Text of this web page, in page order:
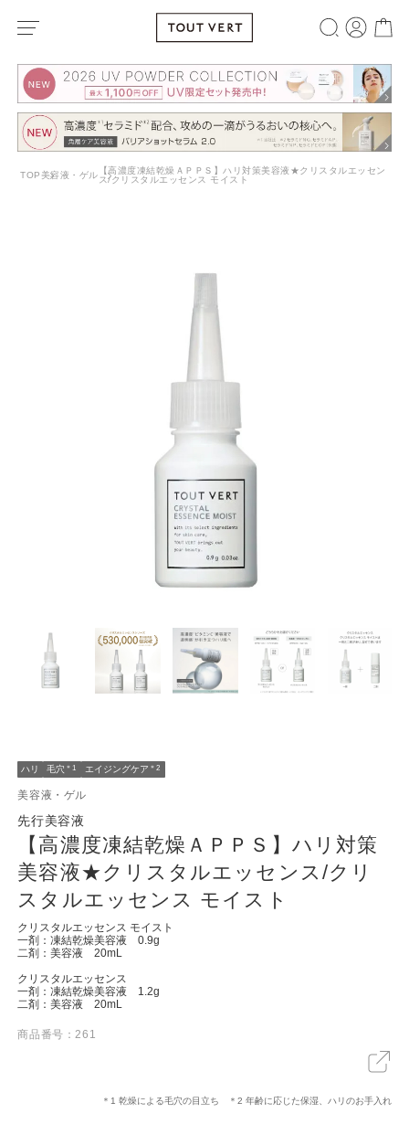
TOP 美容液・ゲル 【高濃度凍結乾燥ＡＰＰＳ】ハリ対策美容液★クリスタルエッセン
ス/クリスタルエッセンス モイスト
ハリ 毛穴 ＊1 エイジングケア ＊2
美容液・ゲル
先行美容液
【高濃度凍結乾燥ＡＰＰＳ】ハリ対策
美容液★クリスタルエッセンス/クリ
スタルエッセンス モイスト
クリスタルエッセンス モイスト
一剤：凍結乾燥美容液 0.9g
二剤：美容液 20mL
クリスタルエッセンス
一剤：凍結乾燥美容液 1.2g
二剤：美容液 20mL
商品番号：261
＊1 乾燥による毛穴の目立ち ＊2 年齢に応じた保湿、ハリのお手入れ